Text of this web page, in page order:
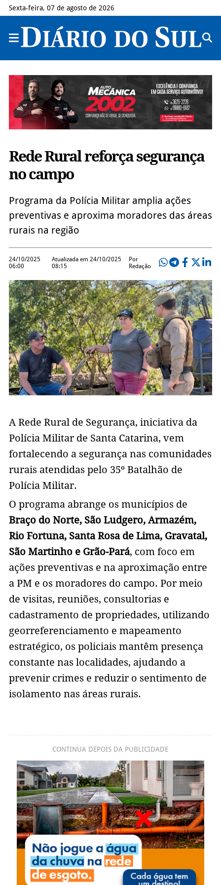
Sexta-feira, 07 de agosto de 2026
Rede Rural reforça segurança
no campo
Programa da Polícia Militar amplia ações
preventivas e aproxima moradores das áreas
rurais na região
24/10/2025
06:00
Atualizada em 24/10/2025
08:15
Por
Redação
A Rede Rural de Segurança, iniciativa da
Polícia Militar de Santa Catarina, vem
fortalecendo a segurança nas comunidades
rurais atendidas pelo 35º Batalhão de
Polícia Militar.
O programa abrange os municípios de
Braço do Norte, São Ludgero, Armazém,
Rio Fortuna, Santa Rosa de Lima, Gravatal,
São Martinho e Grão-Pará, com foco em
ações preventivas e na aproximação entre
a PM e os moradores do campo. Por meio
de visitas, reuniões, consultorias e
cadastramento de propriedades, utilizando
georreferenciamento e mapeamento
estratégico, os policiais mantêm presença
constante nas localidades, ajudando a
prevenir crimes e reduzir o sentimento de
isolamento nas áreas rurais.
CONTINUA DEPOIS DA PUBLICIDADE